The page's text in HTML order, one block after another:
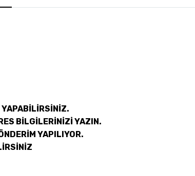
YAPABİLİRSİNİZ.
BİLGİLERİNİZİ YAZIN.
YAPILIYOR.